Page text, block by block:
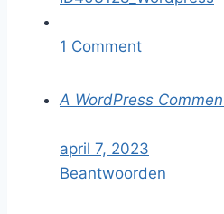
1 Comment
A WordPress
april 7, 2023
Beantwoorden